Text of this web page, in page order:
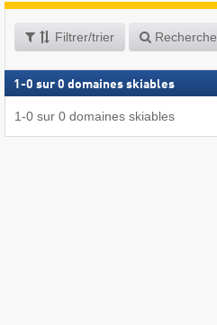
Filtrer/trier Recherche
1 -0 sur0 domaines skiables
1-0 sur 0 domaines skiables